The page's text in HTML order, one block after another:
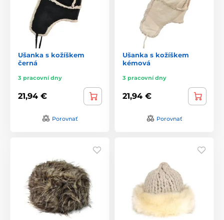
Ušanka s kožíškem
černá
3 pracovní dny
21,94 €
Porovnať
Ušanka s kožíškem
kémová
3 pracovní dny
21,94 €
Porovnať